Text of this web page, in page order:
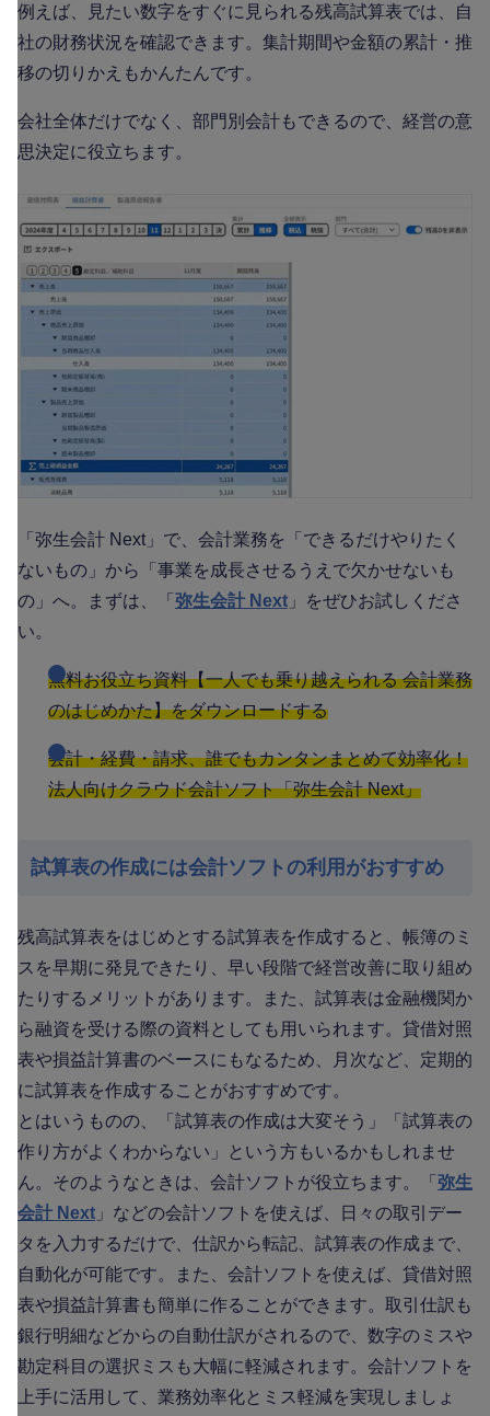
例えば、見たい数字をすぐに見られる残高試算表では、自
社の財務状況を確認できます。集計期間や金額の累計・推
移の切りかえもかんたんです。
会社全体だけでなく、部門別会計もできるので、経営の意
思決定に役立ちます。
「弥生会計 Next」で、会計業務を「できるだけやりたく
ないもの」から「事業を成長させるうえで欠かせないも
の」へ。まずは、「 弥生会計 Next 」をぜひお試しくださ
い。
無料お役立ち資料【一人でも乗り越えられる 会計業務
のはじめかた】をダウンロードする
会計・経費・請求、誰でもカンタンまとめて効率化！
法人向けクラウド会計ソフト「弥生会計 Next」
試算表の作成には会計ソフトの利用がおすすめ
残高試算表をはじめとする試算表を作成すると、帳簿のミ
スを早期に発見できたり、早い段階で経営改善に取り組め
たりするメリットがあります。また、試算表は金融機関か
ら融資を受ける際の資料としても用いられます。貸借対照
表や損益計算書のベースにもなるため、月次など、定期的
に試算表を作成することがおすすめです。
とはいうものの、「試算表の作成は大変そう」「試算表の
作り方がよくわからない」という方もいるかもしれませ
ん。そのようなときは、会計ソフトが役立ちます。「 弥生
会計 Next 」などの会計ソフトを使えば、日々の取引デー
タを入力するだけで、仕訳から転記、試算表の作成まで、
自動化が可能です。また、会計ソフトを使えば、貸借対照
表や損益計算書も簡単に作ることができます。取引仕訳も
銀行明細などからの自動仕訳がされるので、数字のミスや
勘定科目の選択ミスも大幅に軽減されます。会計ソフトを
上手に活用して、業務効率化とミス軽減を実現しましょ